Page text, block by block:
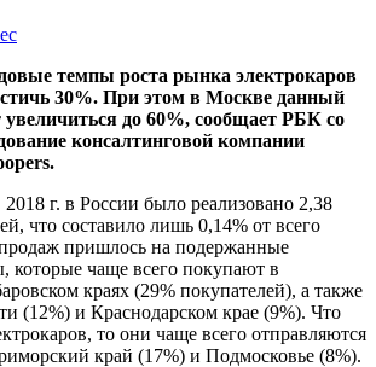
темпы роста рынка электрокаров
30%. При этом в Москве данный
увеличиться до 60%, сообщает РБК со
консалтинговой компании
г. в России было реализовано 2,38
что составило лишь 0,14% от всего
пришлось на подержанные
которые чаще всего покупают в
краях (29% покупателей), а также
(12%) и Краснодарском крае (9%). Что
то они чаще всего отправляются
край (17%) и Подмосковье (8%).